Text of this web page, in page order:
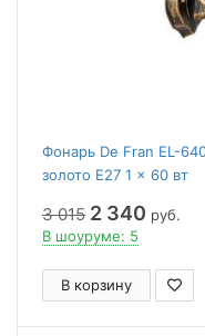
Фонарь De Fran EL-
золото E27 1 x 60 вт
3 015 2 340 руб.
В шоуруме: 5
В корзину